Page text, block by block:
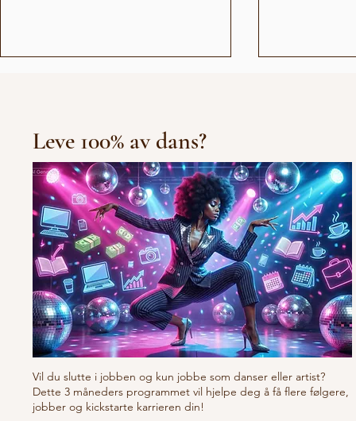
Fresh new set choreo
10/10/10
Leve 100% av dans?
Vil du slutte i jobben og kun jobbe som danser eller artist?
Dette 3 måneders programmet vil hjelpe deg å få flere følgere,
jobber og kickstarte karrieren din!